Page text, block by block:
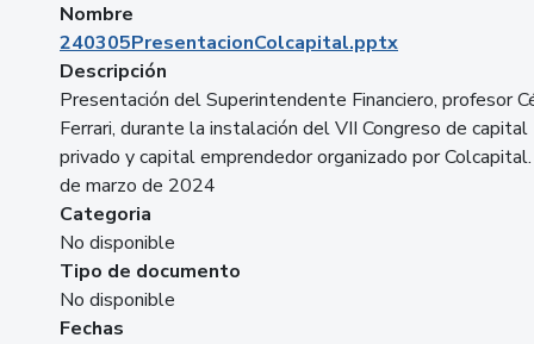
Nombre
240305PresentacionColcapital.pptx
Descripción
Presentación del Superintendente Financiero, profesor
Ferrari, durante la instalación del VII Congreso de capital
privado y capital emprendedor organizado por
de marzo de 2024
Categoria
No disponible
Tipo de documento
No disponible
Fechas